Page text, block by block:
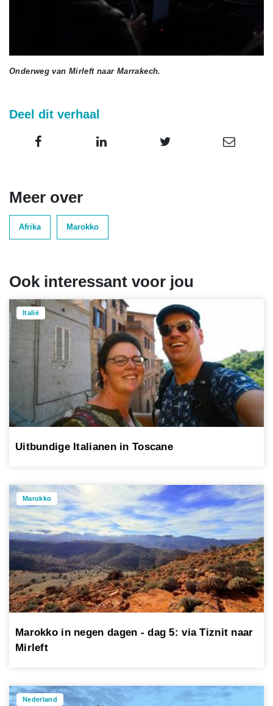
Onderweg van Mirleft naar Marrakech.
Deel dit verhaal
Meer over
Afrika Marokko
Ook interessant voor jou
Italië
Uitbundige Italianen in Toscane
Marokko
Marokko in negen dagen - dag 5: via Tiznit naar
Mirleft
Nederland